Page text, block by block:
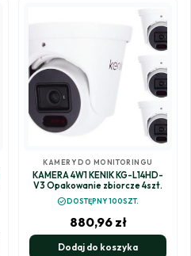
KAMERY DO MONITORINGU
KAMERA 4W1 KENIK KG-L14HD-
V3 Opakowanie zbiorcze 4szt.
check_circleDOSTĘPNY 100SZT.
880,96 zł
Dodaj do koszyka